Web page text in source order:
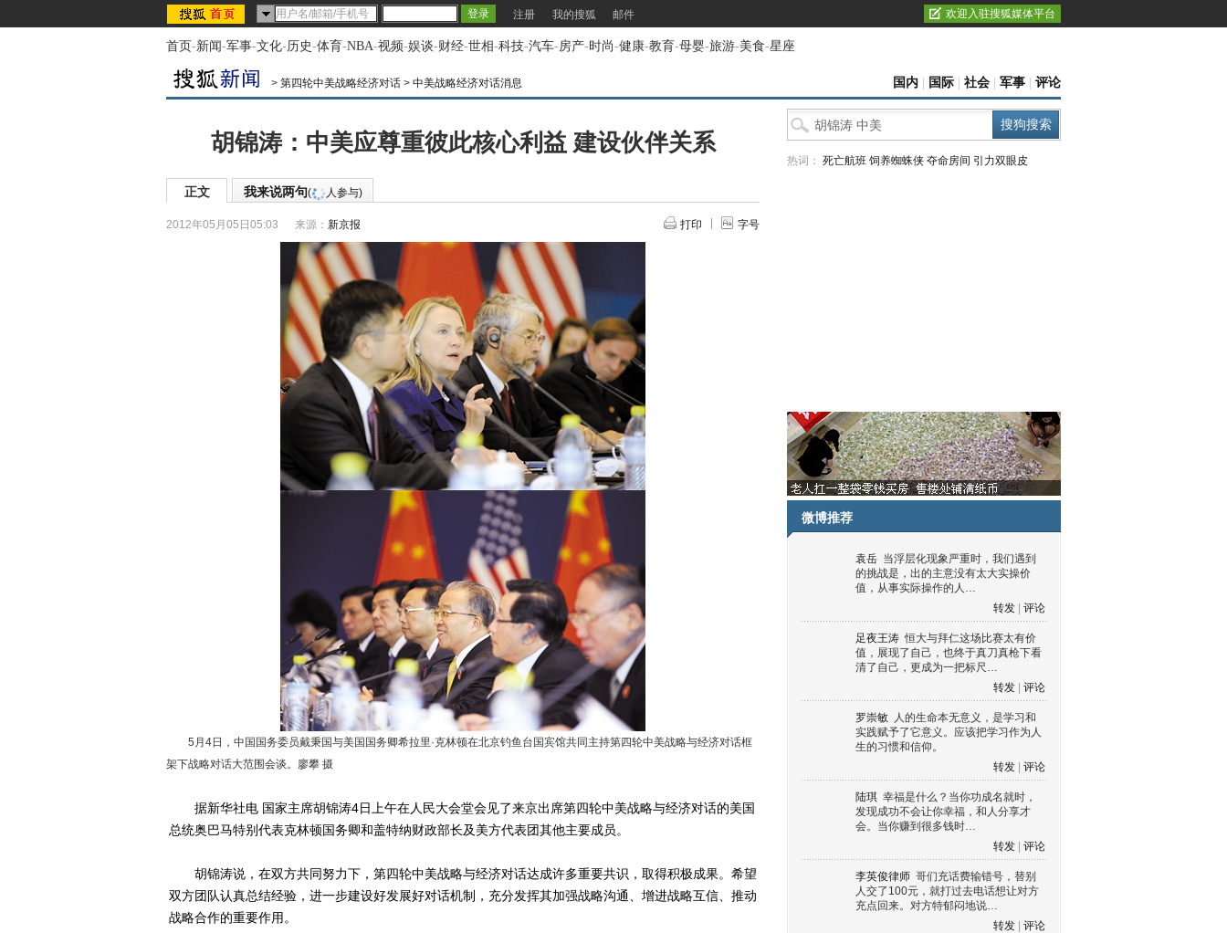
注册 我的搜狐 邮件 欢迎入驻搜狐媒体平台
首页-新闻-军事-文化-历史-体育-NBA-视频-娱谈-财经-世相-科技-汽车-房产-时尚-健康-教育-母婴-旅游-美食-星座
> 第四轮中美战略经济对话 > 中美战略经济对话消息 国内 国际 社会 军事 评论
胡锦涛：中美应尊重彼此核心利益 建设伙伴关系
正文 我来说两句( 人参与)
2012年05月05日05:03 来源： 新京报 打印 字号
5月4日，中国国务委员戴秉国与美国国务卿希拉里·克林顿在北京钓鱼台国宾馆共同主持第四轮中美战略与经济对话框
架下战略对话大范围会谈。廖攀 摄
据新华社电 国家主席胡锦涛4日上午在人民大会堂会见了来京出席第四轮中美战略与经济对话的美国
总统奥巴马特别代表克林顿国务卿和盖特纳财政部长及美方代表团其他主要成员。
胡锦涛说，在双方共同努力下，第四轮中美战略与经济对话达成许多重要共识，取得积极成果。希望
双方团队认真总结经验，进一步建设好发展好对话机制，充分发挥其加强战略沟通、增进战略互信、推动
战略合作的重要作用。
热词： 死亡航班 饲养蜘蛛侠 夺命房间 引力双眼皮
微博推荐
袁岳 当浮层化现象严重时，我们遇到
的挑战是，出的主意没有太大实操价
值，从事实际操作的人…
转发
评论
足夜王涛 恒大与拜仁这场比赛太有价
值，展现了自己，也终于真刀真枪下看
清了自己，更成为一把标尺…
转发
评论
罗崇敏 人的生命本无意义，是学习和
实践赋予了它意义。应该把学习作为人
生的习惯和信仰。
转发
评论
陆琪 幸福是什么？当你功成名就时，
发现成功不会让你幸福，和人分享才
会。当你赚到很多钱时…
转发
评论
李英俊律师 哥们充话费输错号，替别
人交了100元，就打过去电话想让对方
充点回来。对方特郁闷地说…
转发
评论